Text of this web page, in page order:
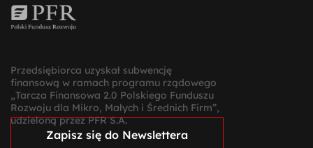
Przedsiębiorca uzyskał subwencję
finansową w ramach programu rządowego
„Tarcza Finansowa 2.0 Polskiego Funduszu
Rozwoju dla Mikro, Małych i Średnich Firm”,
udzieloną przez PFR S.A.
Zapisz się do Newslettera